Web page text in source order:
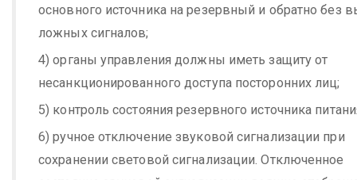
основного источника на резервный и обратно без
ложных сигналов;
4) органы управления должны иметь защиту от
несанкционированного доступа посторонних лиц;
5) контроль состояния резервного источника
6) ручное отключение звуковой сигнализации при
сохранении световой сигнализации. Отключенное